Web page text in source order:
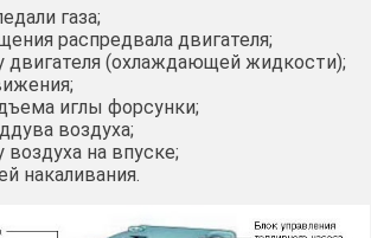
газа;
распредвала двигателя;
двигателя (охлаждающей жидкости);
иглы форсунки;
воздуха;
воздуха на впуске;
накаливания.